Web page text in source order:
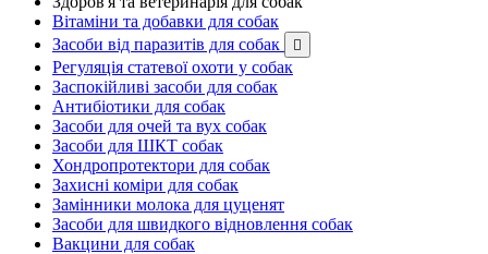
Вітаміни та добавки для собак
Засоби від паразитів для собак

Регуляція статевої охоти у собак
Заспокійливі засоби для собак
Антибіотики для собак
Засоби для очей та вух собак
Засоби для ШКТ собак
Хондропротектори для собак
Захисні коміри для собак
Замінники молока для цуценят
Засоби для швидкого відновлення собак
Вакцини для собак